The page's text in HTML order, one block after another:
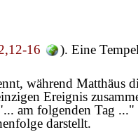
16
). Eine
während Matthäus
Ereignis
am folgenden Tag ..."
darstellt.